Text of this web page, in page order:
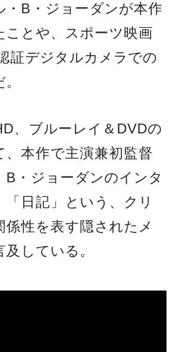
・B・ジョーダンが本作
ことや、スポーツ映画
証デジタルカメラでの
、ブルーレイ＆DVDの
、本作で主演兼初監督
B・ジョーダンのインタ
日記」という、クリ
性を表す隠されたメ
している。